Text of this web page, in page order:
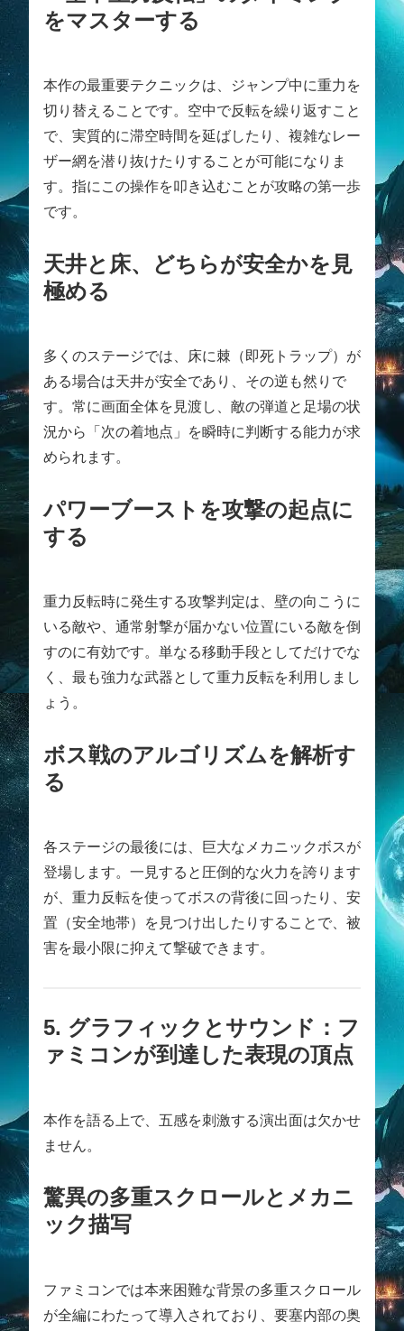
をマスターする
本作の最重要テクニックは、ジャンプ中に重力を
切り替えることです。空中で反転を繰り返すこと
で、実質的に滞空時間を延ばしたり、複雑なレー
ザー網を潜り抜けたりすることが可能になりま
す。指にこの操作を叩き込むことが攻略の第一歩
です。
天井と床、どちらが安全かを見
極める
多くのステージでは、床に棘（即死トラップ）が
ある場合は天井が安全であり、その逆も然りで
す。常に画面全体を見渡し、敵の弾道と足場の状
況から「次の着地点」を瞬時に判断する能力が求
められます。
パワーブーストを攻撃の起点に
する
重力反転時に発生する攻撃判定は、壁の向こうに
いる敵や、通常射撃が届かない位置にいる敵を倒
すのに有効です。単なる移動手段としてだけでな
く、最も強力な武器として重力反転を利用しまし
ょう。
ボス戦のアルゴリズムを解析す
る
各ステージの最後には、巨大なメカニックボスが
登場します。一見すると圧倒的な火力を誇ります
が、重力反転を使ってボスの背後に回ったり、安
置（安全地帯）を見つけ出したりすることで、被
害を最小限に抑えて撃破できます。
5. グラフィックとサウンド：フ
ァミコンが到達した表現の頂点
本作を語る上で、五感を刺激する演出面は欠かせ
ません。
驚異の多重スクロールとメカニ
ック描写
ファミコンでは本来困難な背景の多重スクロール
が全編にわたって導入されており、要塞内部の奥